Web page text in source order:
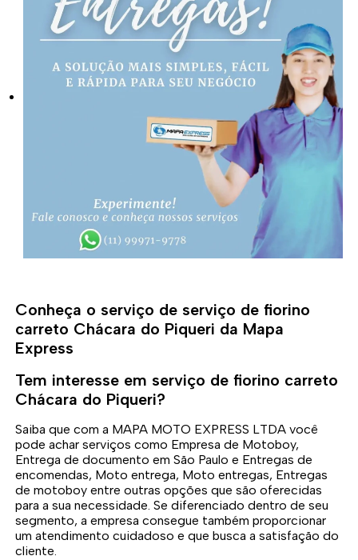
Conheça o serviço de serviço de fiorino
carreto Chácara do Piqueri da Mapa
Express
Tem interesse em serviço de fiorino carreto
Chácara do Piqueri?
Saiba que com a MAPA MOTO EXPRESS LTDA você
pode achar serviços como Empresa de Motoboy,
Entrega de documento em São Paulo e Entregas de
encomendas, Moto entrega, Moto entregas, Entregas
de motoboy entre outras opções que são oferecidas
para a sua necessidade. Se diferenciado dentro de seu
segmento, a empresa consegue também proporcionar
um atendimento cuidadoso e que busca a satisfação do
cliente.